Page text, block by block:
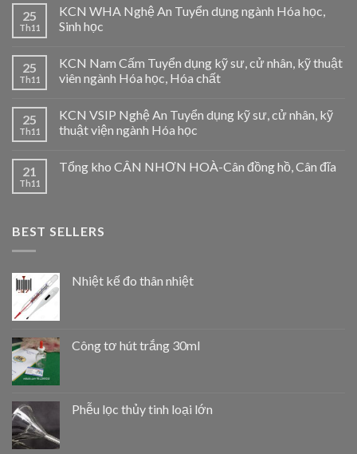
25
Th11
KCN WHA Nghệ An Tuyển dụng ngành Hóa học,
Sinh học
25
Th11
KCN Nam Cấm Tuyển dụng kỹ sư, cử nhân, kỹ thuật
viên ngành Hóa học, Hóa chất
25
Th11
KCN VSIP Nghệ An Tuyển dụng kỹ sư, cử nhân, kỹ
thuật viện ngành Hóa học
21
Th11
Tổng kho CÂN NHƠN HOÀ-Cân đồng hồ, Cân đĩa
BEST SELLERS
Nhiệt kế đo thân nhiệt
Công tơ hút trắng 30ml
Phễu lọc thủy tinh loại lớn